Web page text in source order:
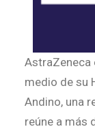
AstraZeneca
medio de su
Andino, una
reúne a más